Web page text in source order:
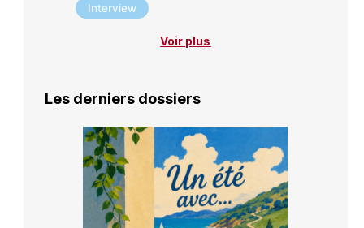
Interview
Voir plus
Les derniers dossiers